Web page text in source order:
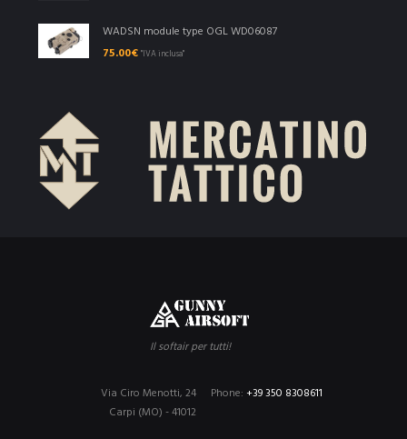
WADSN module type OGL WD06087
75.00€ "IVA inclusa"
Il softair per tutti!
Phone: +39 350 8308611
Via Ciro Menotti, 24
Carpi (MO) - 41012